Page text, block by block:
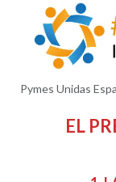
Pymes Unidas
EL